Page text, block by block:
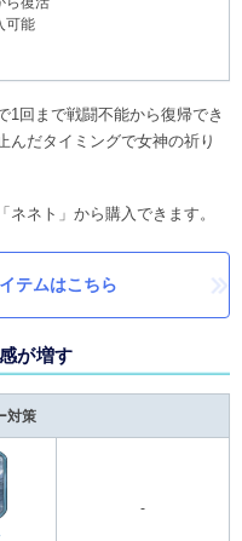
可能
1回まで戦闘不能から復帰でき
んだタイミングで女神の祈り
ネト」から購入できます。
テムはこちら
が増す
対策
-